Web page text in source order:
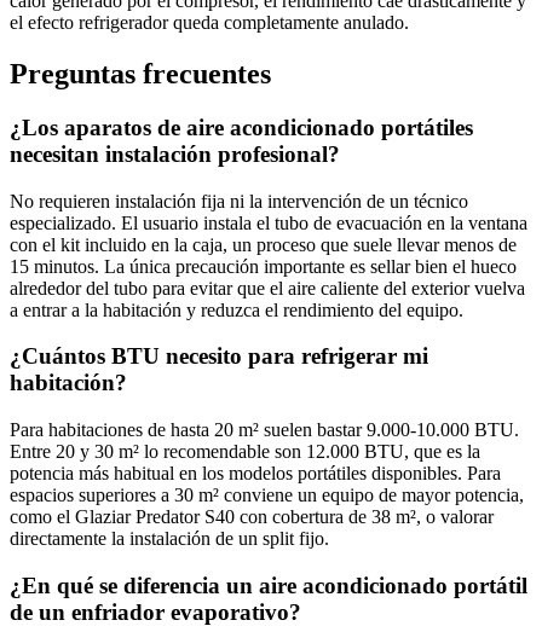
el efecto refrigerador queda completamente anulado.
Preguntas frecuentes
¿Los aparatos de aire acondicionado portátiles
necesitan instalación profesional?
No requieren instalación fija ni la intervención de un técnico
especializado. El usuario instala el tubo de evacuación en la ventana
con el kit incluido en la caja, un proceso que suele llevar menos de
15 minutos. La única precaución importante es sellar bien el hueco
alrededor del tubo para evitar que el aire caliente del exterior vuelva
a entrar a la habitación y reduzca el rendimiento del equipo.
¿Cuántos BTU necesito para refrigerar mi
habitación?
Para habitaciones de hasta 20 m² suelen bastar 9.000-10.000 BTU.
Entre 20 y 30 m² lo recomendable son 12.000 BTU, que es la
potencia más habitual en los modelos portátiles disponibles. Para
espacios superiores a 30 m² conviene un equipo de mayor potencia,
como el Glaziar Predator S40 con cobertura de 38 m², o valorar
directamente la instalación de un split fijo.
¿En qué se diferencia un aire acondicionado portátil
de un enfriador evaporativo?